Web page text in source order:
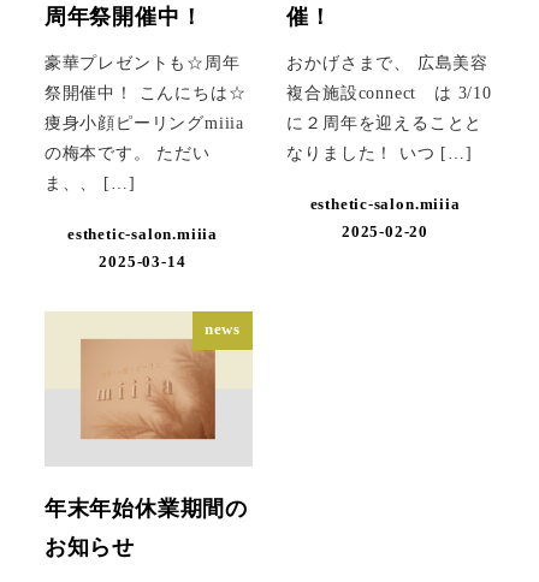
周年祭開催中！
豪華プレゼントも☆周年
祭開催中！ こんにちは☆
痩身小顔ピーリングmiiia
の梅本です。 ただい
ま、、 […]
esthetic-salon.miiia
2025-03-14
催！
おかげさまで、 広島美容
複合施設connect は 3/10
に２周年を迎えることと
なりました！ いつ […]
esthetic-salon.miiia
2025-02-20
news
年末年始休業期間の
お知らせ